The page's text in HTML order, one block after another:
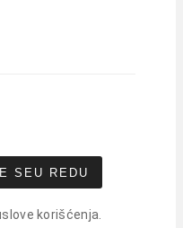
SE U REDU
korišćenja.